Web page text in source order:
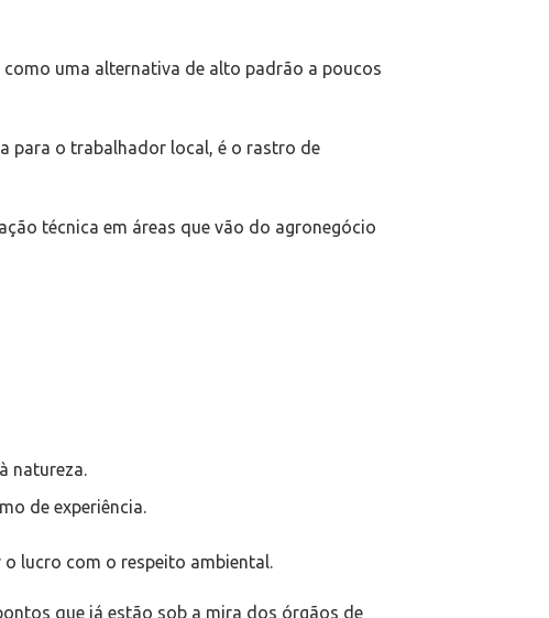
uma alternativa de alto padrão a poucos
para o trabalhador local, é o rastro de
técnica em áreas que vão do agronegócio
natureza.
de experiência.
lucro com o respeito ambiental.
que já estão sob a mira dos órgãos de